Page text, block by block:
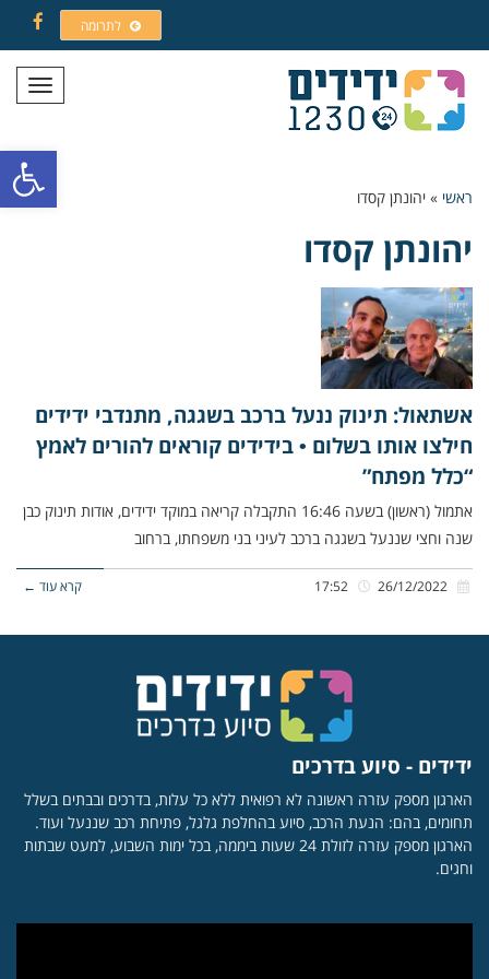
פתח
לתרומה
תפריט
ראשי » יהונתן קסדו
יהונתן קסדו
אשתאול: תינוק ננעל ברכב בשגגה, מתנדבי ידידים
חילצו אותו בשלום • בידידים קוראים להורים לאמץ
“כלל מפתח”
אתמול (ראשון) בשעה 16:46 התקבלה קריאה במוקד ידידים, אודות תינוק כבן
שנה וחצי שננעל בשגגה ברכב לעיני בני משפחתו, ברחוב
קרא עוד ←
ידידים - סיוע בדרכים
הארגון מספק עזרה ראשונה לא רפואית ללא כל עלות, בדרכים ובבתים בשלל
תחומים, בהם: הנעת הרכב, סיוע בהחלפת גלגל, פתיחת רכב שננעל ועוד.
הארגון מספק עזרה לזולת 24 שעות ביממה, בכל ימות השבוע, למעט שבתות
וחגים.